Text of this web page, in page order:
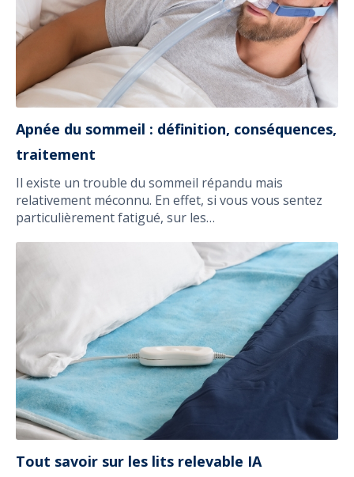
Apnée du sommeil : définition, conséquences,
traitement
Il existe un trouble du sommeil répandu mais
relativement méconnu. En effet, si vous vous sentez
particulièrement fatigué, sur les…
Tout savoir sur les lits relevable IA